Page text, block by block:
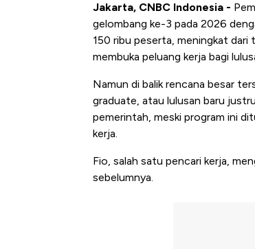
Jakarta, CNBC Indonesia -
gelombang ke-3 pada 2026
150 ribu peserta, meningkat dari
membuka peluang kerja bagi
Namun di balik rencana besar
graduate, atau lulusan baru
pemerintah, meski program ini
kerja.
Fio, salah satu pencari kerja,
sebelumnya.